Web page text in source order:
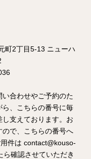
町2丁目5-13 ニューハ
い合わせやご予約のた
、こちらの番号に毎
支えております。お
で、こちらの番号へ
件は contact@kouso-
確認させていただき